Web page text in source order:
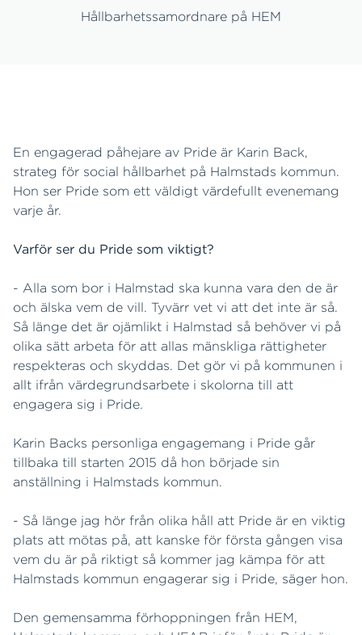
Hållbarhetssamordnare på HEM
En engagerad påhejare av Pride är Karin Back,
strateg för social hållbarhet på Halmstads kommun.
Hon ser Pride som ett väldigt värdefullt evenemang
varje år.
Varför ser du Pride som viktigt?
- Alla som bor i Halmstad ska kunna vara den de är
och älska vem de vill. Tyvärr vet vi att det inte är så.
Så länge det är ojämlikt i Halmstad så behöver vi på
olika sätt arbeta för att allas mänskliga rättigheter
respekteras och skyddas. Det gör vi på kommunen i
allt ifrån värdegrundsarbete i skolorna till att
engagera sig i Pride.
Karin Backs personliga engagemang i Pride går
tillbaka till starten 2015 då hon började sin
anställning i Halmstads kommun.
- Så länge jag hör från olika håll att Pride är en viktig
plats att mötas på, att kanske för första gången visa
vem du är på riktigt så kommer jag kämpa för att
Halmstads kommun engagerar sig i Pride, säger hon.
Den gemensamma förhoppningen från HEM,